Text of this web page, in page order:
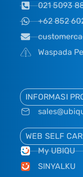
021 5093
+62 852
Waspada
INFORMASI
WEB SELF
My UBIQU
SINYALKU